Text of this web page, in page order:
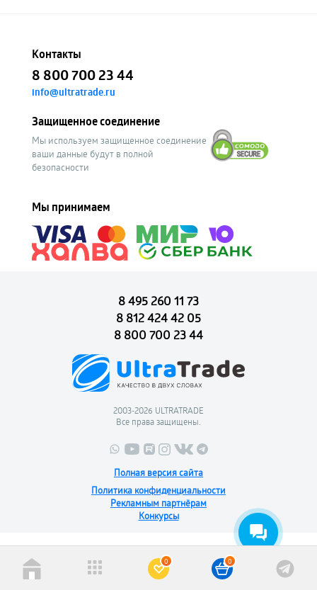
Контакты
8 800 700 23 44
info@ultratrade.ru
Защищенное соединение
Мы используем защищенное соединение
ваши данные будут в полной
безопасности
Мы принимаем
0 0
8 495 260 11 73
8 812 424 42 05
8 800 700 23 44
2003-2026 ULTRATRADE
Все права защищены.
Полная версия сайта
Политика конфиденциальности
Рекламным партнёрам
Конкурсы